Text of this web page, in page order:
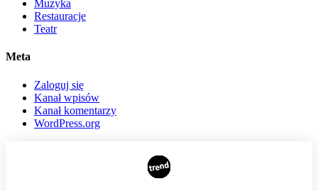
Muzyka
Restauracje
Teatr
Meta
Zaloguj się
Kanał wpisów
Kanał komentarzy
WordPress.org